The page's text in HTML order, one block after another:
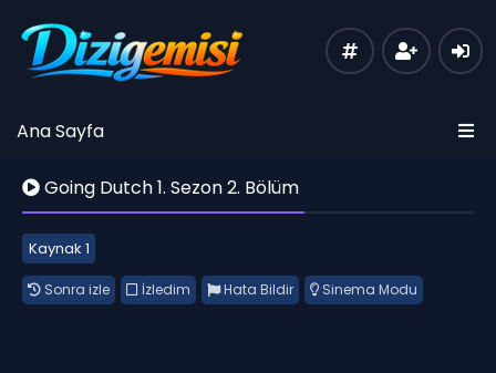
Ana Sayfa
Going Dutch 1. Sezon 2. Bölüm
Kaynak 1
Sonra izle İzledim Hata Bildir Sinema Modu